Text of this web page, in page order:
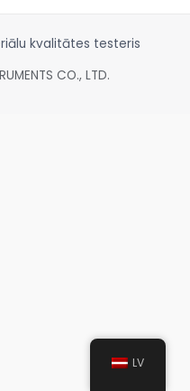
kvalitātes testeris
CO., LTD.
LV